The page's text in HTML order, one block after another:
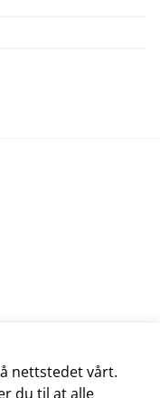
nettstedet vårt.
du til at alle